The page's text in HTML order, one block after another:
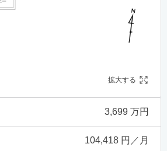
拡大する
3,699 万円
104,418 円／月